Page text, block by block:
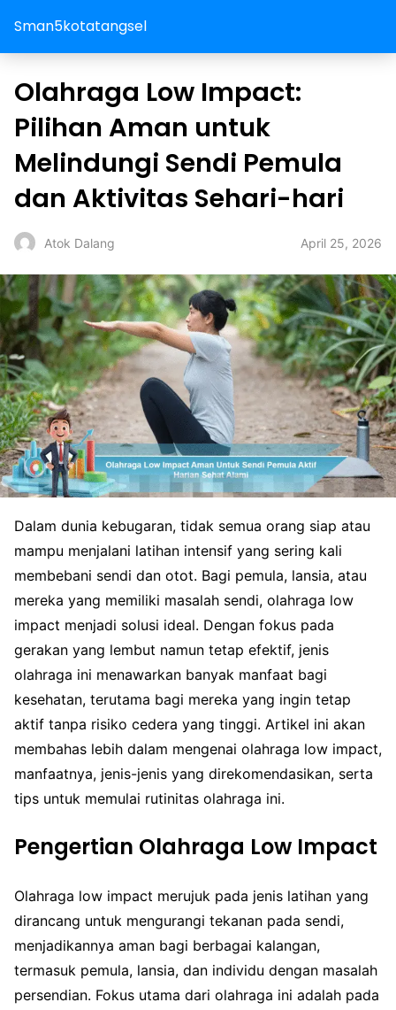
Sman5kotatangsel
Olahraga Low Impact:
Pilihan Aman untuk
Melindungi Sendi Pemula
dan Aktivitas Sehari-hari
Atok Dalang April 25, 2026
Dalam dunia kebugaran, tidak semua orang siap atau
mampu menjalani latihan intensif yang sering kali
membebani sendi dan otot. Bagi pemula, lansia, atau
mereka yang memiliki masalah sendi, olahraga low
impact menjadi solusi ideal. Dengan fokus pada
gerakan yang lembut namun tetap efektif, jenis
olahraga ini menawarkan banyak manfaat bagi
kesehatan, terutama bagi mereka yang ingin tetap
aktif tanpa risiko cedera yang tinggi. Artikel ini akan
membahas lebih dalam mengenai olahraga low impact,
manfaatnya, jenis-jenis yang direkomendasikan, serta
tips untuk memulai rutinitas olahraga ini.
Pengertian Olahraga Low Impact
Olahraga low impact merujuk pada jenis latihan yang
dirancang untuk mengurangi tekanan pada sendi,
menjadikannya aman bagi berbagai kalangan,
termasuk pemula, lansia, dan individu dengan masalah
persendian. Fokus utama dari olahraga ini adalah pada